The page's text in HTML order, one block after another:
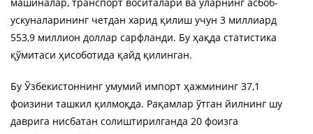
ускуналарининг четдан харид қилиш учун 3 миллиард
553,9 миллион доллар сарфланди. Бу ҳақда статистика
қўмитаси ҳисоботида қайд қилинган.
Бу Ўзбекистоннинг умумий импорт ҳажмининг 37,1
фоизини ташкил қилмоқда. Рақамлар ўтган йилнинг шу
даврига нисбатан солиштирилганда 20 фоизга